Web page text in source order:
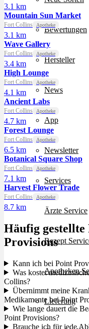
Bewertungen
Hersteller
News
App
Newsletter
Services
Ärzte Service
Rezept
Apotheken
Lieferung
3.1 km
Mountain Sun Market
Fort Collins Apotheke
3.1 km
Wave Gallery
Fort Collins Apotheke
3.4 km
High Lounge
Fort Collins Apotheke
4.1 km
Ancient Labs
Fort Collins Apotheke
4.7 km
Forest Lounge
Fort Collins Apotheke
6.5 km
Botanical Square Shop
Fort Collins Apotheke
7.1 km
Harvest Flower Trade
Fort Collins Apotheke
8.7 km
Häufig
Provisions
Kann ich bei Point
Was kostet
Collins?
Übernimmt meine
Medikamente bei Point
Wie lange dauert die
Point Provisions?
Brauche ich für jede